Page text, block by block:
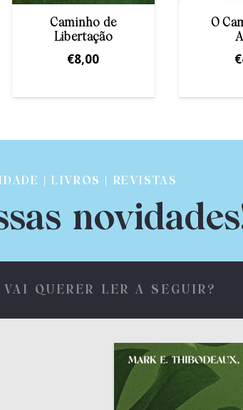
Caminho de
Libertação
€8,00
O
€
| LIVROS | REVISTAS
VAI QUERER LER A SEGUIR?